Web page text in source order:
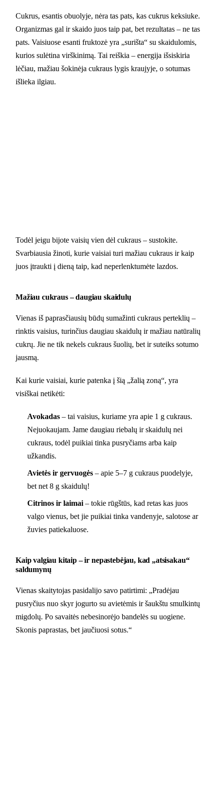
Cukrus, esantis obuolyje, nėra tas pats, kas cukrus keksiuke.
Organizmas gal ir skaido juos taip pat, bet rezultatas – ne tas
pats. Vaisiuose esanti fruktozė yra „surišta“ su skaidulomis,
kurios sulėtina virškinimą. Tai reiškia – energija išsiskiria
lėčiau, mažiau šokinėja cukraus lygis kraujyje, o sotumas
išlieka ilgiau.
Todėl jeigu bijote vaisių vien dėl cukraus – sustokite.
Svarbiausia žinoti, kurie vaisiai turi mažiau cukraus ir kaip
juos įtraukti į dieną taip, kad neperlenktumėte lazdos.
Mažiau cukraus – daugiau skaidulų
Vienas iš paprasčiausių būdų sumažinti cukraus perteklių –
rinktis vaisius, turinčius daugiau skaidulų ir mažiau natūralių
cukrų. Jie ne tik nekels cukraus šuolių, bet ir suteiks sotumo
jausmą.
Kai kurie vaisiai, kurie patenka į šią „žalią zoną“, yra
visiškai netikėti:
Avokadas – tai vaisius, kuriame yra apie 1 g cukraus.
Nejuokaujam. Jame daugiau riebalų ir skaidulų nei
cukraus, todėl puikiai tinka pusryčiams arba kaip
užkandis.
Avietės ir gervuogės – apie 5–7 g cukraus puodelyje,
bet net 8 g skaidulų!
Citrinos ir laimai – tokie rūgštūs, kad retas kas juos
valgo vienus, bet jie puikiai tinka vandenyje, salotose ar
žuvies patiekaluose.
Kaip valgiau kitaip – ir nepastebėjau, kad „atsisakau“
saldumynų
Vienas skaitytojas pasidalijo savo patirtimi: „Pradėjau
pusryčius nuo skyr jogurto su avietėmis ir šaukštu smulkintų
migdolų. Po savaitės nebesinorėjo bandelės su uogiene.
Skonis paprastas, bet jaučiuosi sotus.“